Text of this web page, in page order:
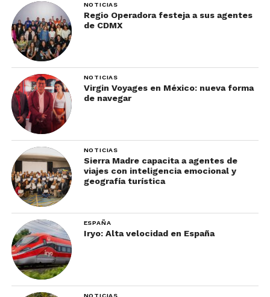
NOTICIAS
Regio Operadora festeja a sus agentes
de CDMX
NOTICIAS
Virgin Voyages en México: nueva forma
de navegar
NOTICIAS
Sierra Madre capacita a agentes de
viajes con inteligencia emocional y
geografía turística
ESPAÑA
Iryo: Alta velocidad en España